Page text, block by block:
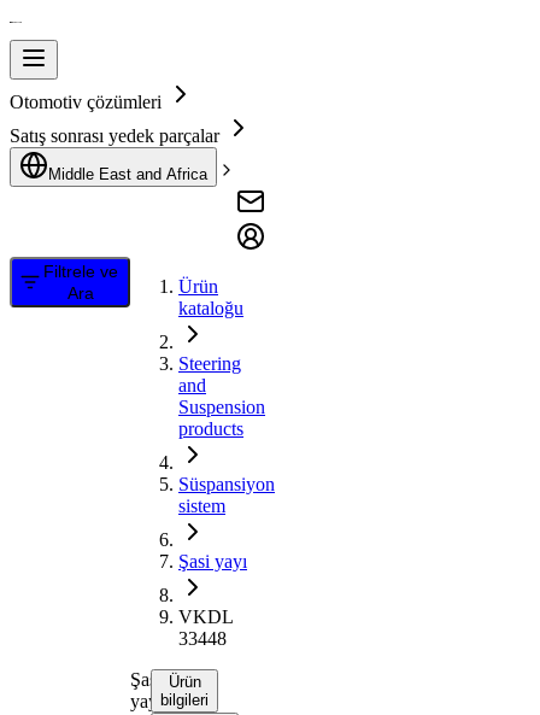
Otomotiv çözümleri
Satış sonrası yedek parçalar
Middle East and Africa
Filtrele ve
Ara
Ürün
kataloğu
Steering
and
Suspension
products
Süspansiyon
sistem
Şasi yayı
VKDL
33448
Şasi
yayı
Ürün
bilgileri